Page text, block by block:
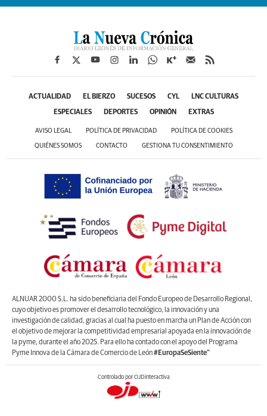
ACTUALIDAD EL BIERZO SUCESOS CYL LNC CULTURAS
ESPECIALES DEPORTES OPINIÓN EXTRAS
AVISO LEGAL POLÍTICA DE PRIVACIDAD POLÍTICA DE COOKIES
QUIÉNES SOMOS CONTACTO GESTIONA TU CONSENTIMIENTO
ALNUAR 2000 S.L. ha sido beneficiaria del Fondo Europeo de Desarrollo Regional,
cuyo objetivo es promover el desarrollo tecnológico, la innovación y una
investigación de calidad, gracias al cual ha puesto en marcha un Plan de Acción con
el objetivo de mejorar la competitividad empresarial apoyada en la innovación de
la pyme, durante el año 2025. Para ello ha contado con el apoyo del Programa
Pyme Innova de la Cámara de Comercio de León#EuropaSeSiente”
Controlado por OJDinteractiva